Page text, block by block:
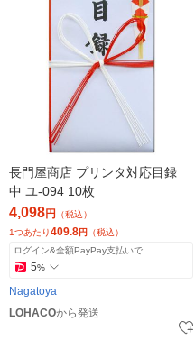
長門屋商店 プリンタ対応目録
中 ユ-094 10枚
4,098円
（税込）
1つあたり409.8円 （税込）
ログイン&全額PayPay支払いで
5%
Nagatoya
LOHACOから発送